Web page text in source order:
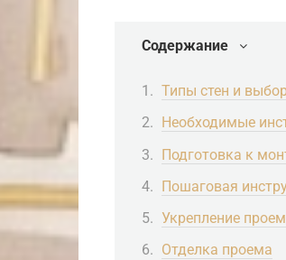
Содержание
Типы стен и
Необходимые
Подготовка к
Пошаговая
Укрепление
Отделка проема